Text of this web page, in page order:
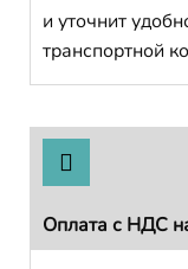
и уточнит
транспортной
Оплата с НДС